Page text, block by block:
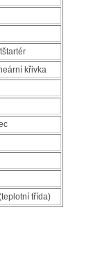
křivka
třída)